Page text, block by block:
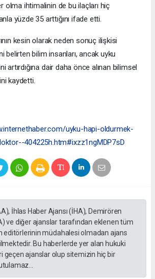
olma ihtimalinin de bu ilaçları hiç
yüzde 35 arttığını ifade etti.
kesin olarak neden sonuç ilişkisi
belirten bilim insanları, ancak uyku
artırdığına dair daha önce alınan bilimsel
kaydetti.
uyku-hapi-oldurmek-
404225h.htm#ixzz1ngMDP7sD
İhlas Haber Ajansı (İHA), Demirören
ve diğer ajanslar tarafından eklenen tüm
editörlerinin müdahalesi olmadan ajans
Bu haberlerde yer alan hukuki
geçen ajanslar olup sitemizin hiç bir